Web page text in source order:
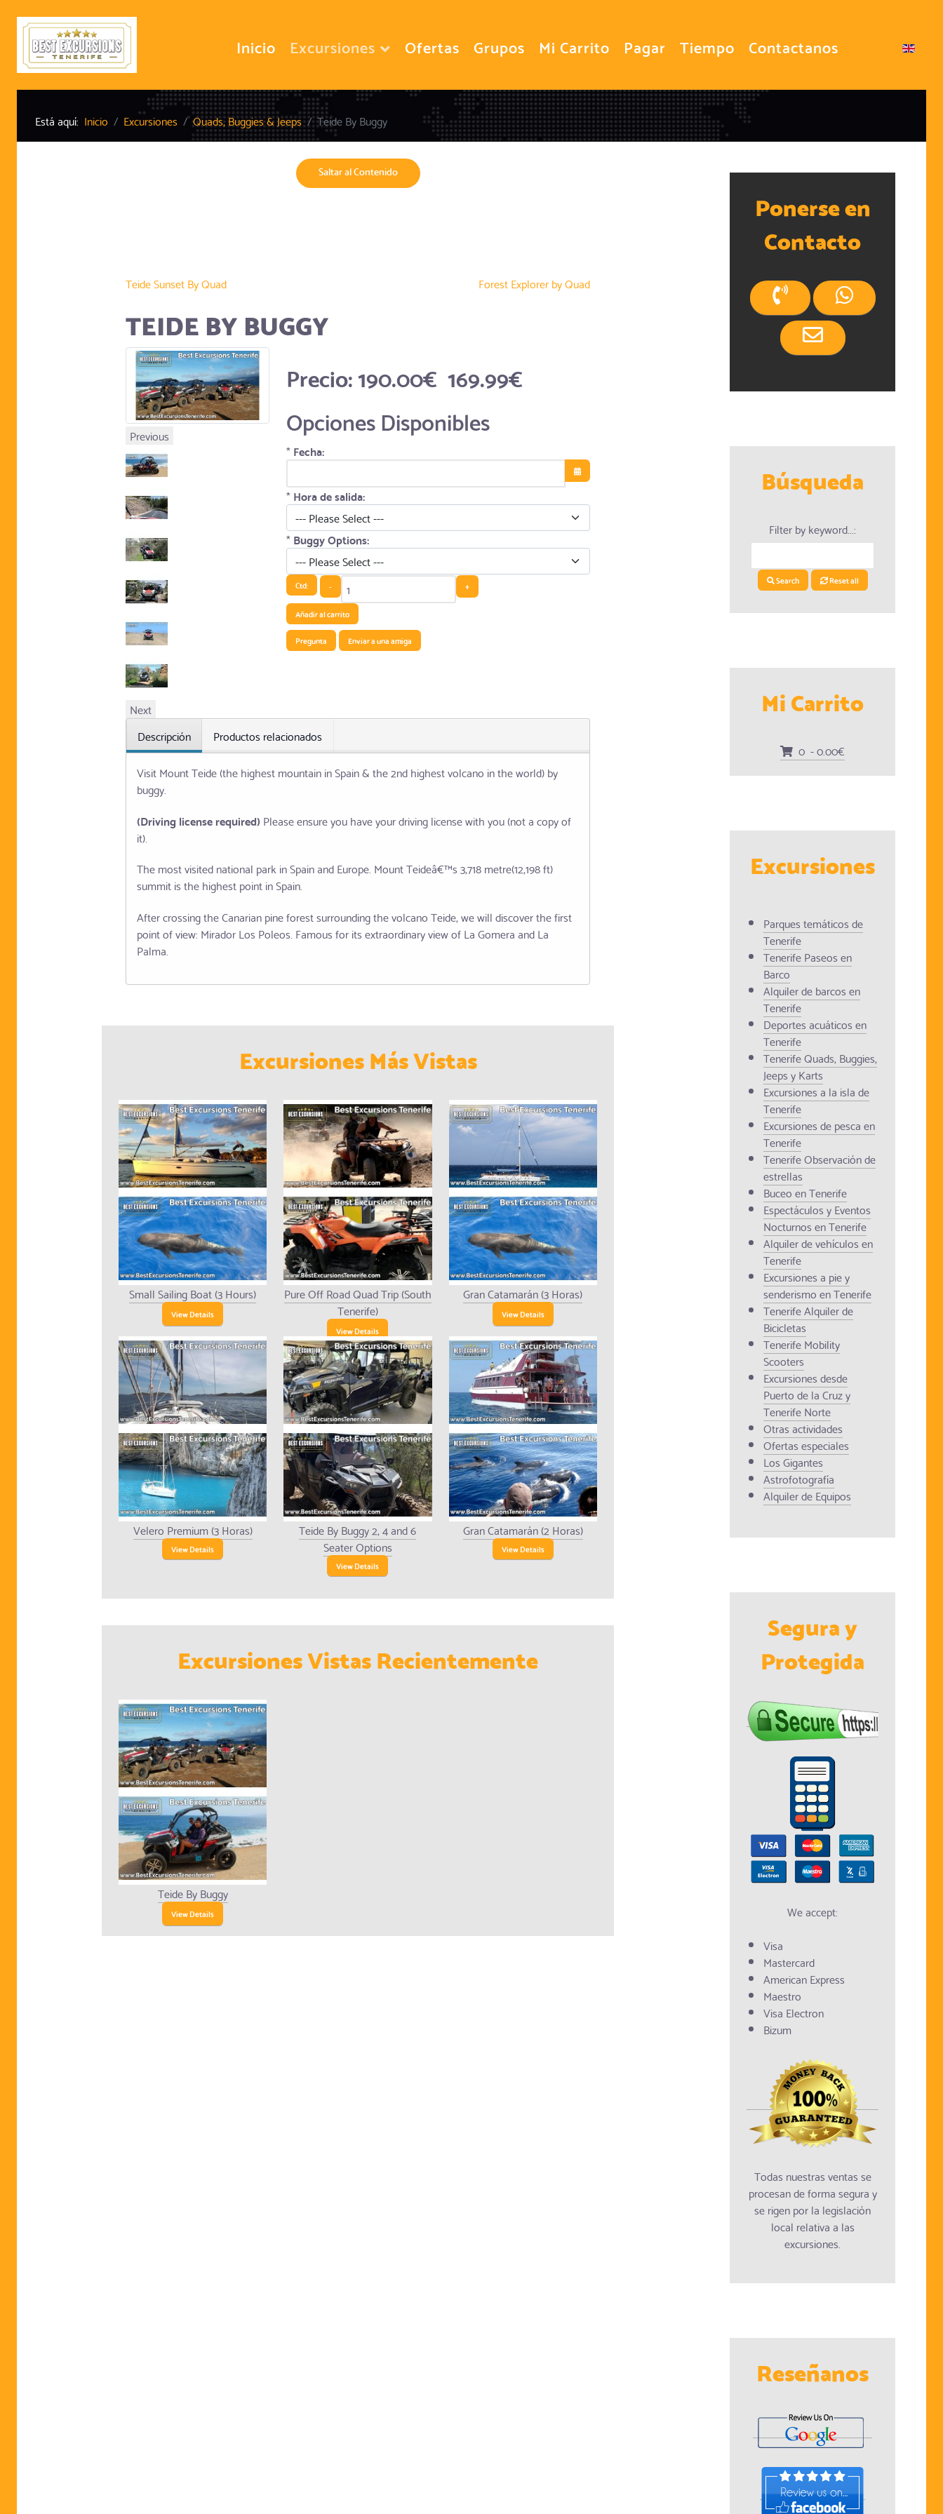
Inicio Excursiones Ofertas Grupos Mi Carrito Pagar Tiempo Contactanos Seleccione su idioma
Está aquí: Inicio Excursiones Quads, Buggies & Jeeps Teide By Buggy
Saltar al Contenido
Teide Sunset By Quad Forest Explorer by Quad
TEIDE BY BUGGY
Previous
Next
Precio:190.00€ 169.99€
Opciones Disponibles
*Fecha:
Abrir el calendario
*Hora de salida:
*Buggy Options:
Ctd: -
+
Añadir al carrito
Pregunta
Enviar a una amiga
Descripción
Productos relacionados
Visit Mount Teide (the highest mountain in Spain & the 2nd highest volcano in the world) by
buggy.
(Driving license required) Please ensure you have your driving license with you (not a copy of
it).
The most visited national park in Spain and Europe. Mount Teideâ€™s 3,718 metre(12,198 ft)
summit is the highest point in Spain.
After crossing the Canarian pine forest surrounding the volcano Teide, we will discover the first
point of view: Mirador Los Poleos. Famous for its extraordinary view of La Gomera and La
Palma.
Excursiones Más Vistas
Small Sailing Boat (3 Hours)
View Details
Pure Off Road Quad Trip (South
Tenerife)
View Details
Gran Catamarán (3 Horas)
View Details
Velero Premium (3 Horas)
View Details
Teide By Buggy 2, 4 and 6
Seater Options
View Details
Gran Catamarán (2 Horas)
View Details
Excursiones Vistas Recientemente
Teide By Buggy
View Details
Ponerse en
Contacto
Búsqueda
Filter by keyword...:
Search Reset all
Mi Carrito
0 - 0.00€
Excursiones
Parques temáticos de
Tenerife
Tenerife Paseos en
Barco
Alquiler de barcos en
Tenerife
Deportes acuáticos en
Tenerife
Tenerife Quads, Buggies,
Jeeps y Karts
Excursiones a la isla de
Tenerife
Excursiones de pesca en
Tenerife
Tenerife Observación de
estrellas
Buceo en Tenerife
Espectáculos y Eventos
Nocturnos en Tenerife
Alquiler de vehículos en
Tenerife
Excursiones a pie y
senderismo en Tenerife
Tenerife Alquiler de
Bicicletas
Tenerife Mobility
Scooters
Excursiones desde
Puerto de la Cruz y
Tenerife Norte
Otras actividades
Ofertas especiales
Los Gigantes
Astrofotografía
Alquiler de Equipos
Segura y
Protegida
We accept:
Visa
Mastercard
American Express
Maestro
Visa Electron
Bizum
Todas nuestras ventas se
procesan de forma segura y
se rigen por la legislación
local relativa a las
excursiones.
Reseñanos